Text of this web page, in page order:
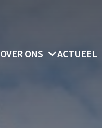
OVER ONS ACTUEEL